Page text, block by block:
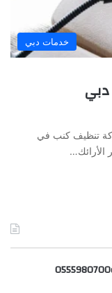
خدمات دبي
تنظيف كنب في